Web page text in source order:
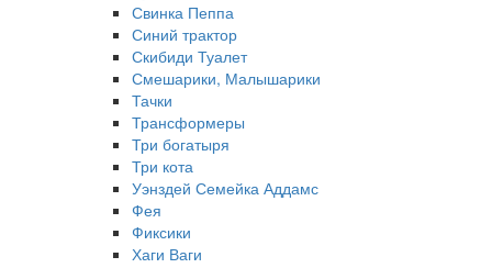
Свинка Пеппа
Синий трактор
Скибиди Туалет
Смешарики, Малышарики
Тачки
Трансформеры
Три богатыря
Три кота
Уэнздей Семейка Аддамс
Фея
Фиксики
Хаги Ваги